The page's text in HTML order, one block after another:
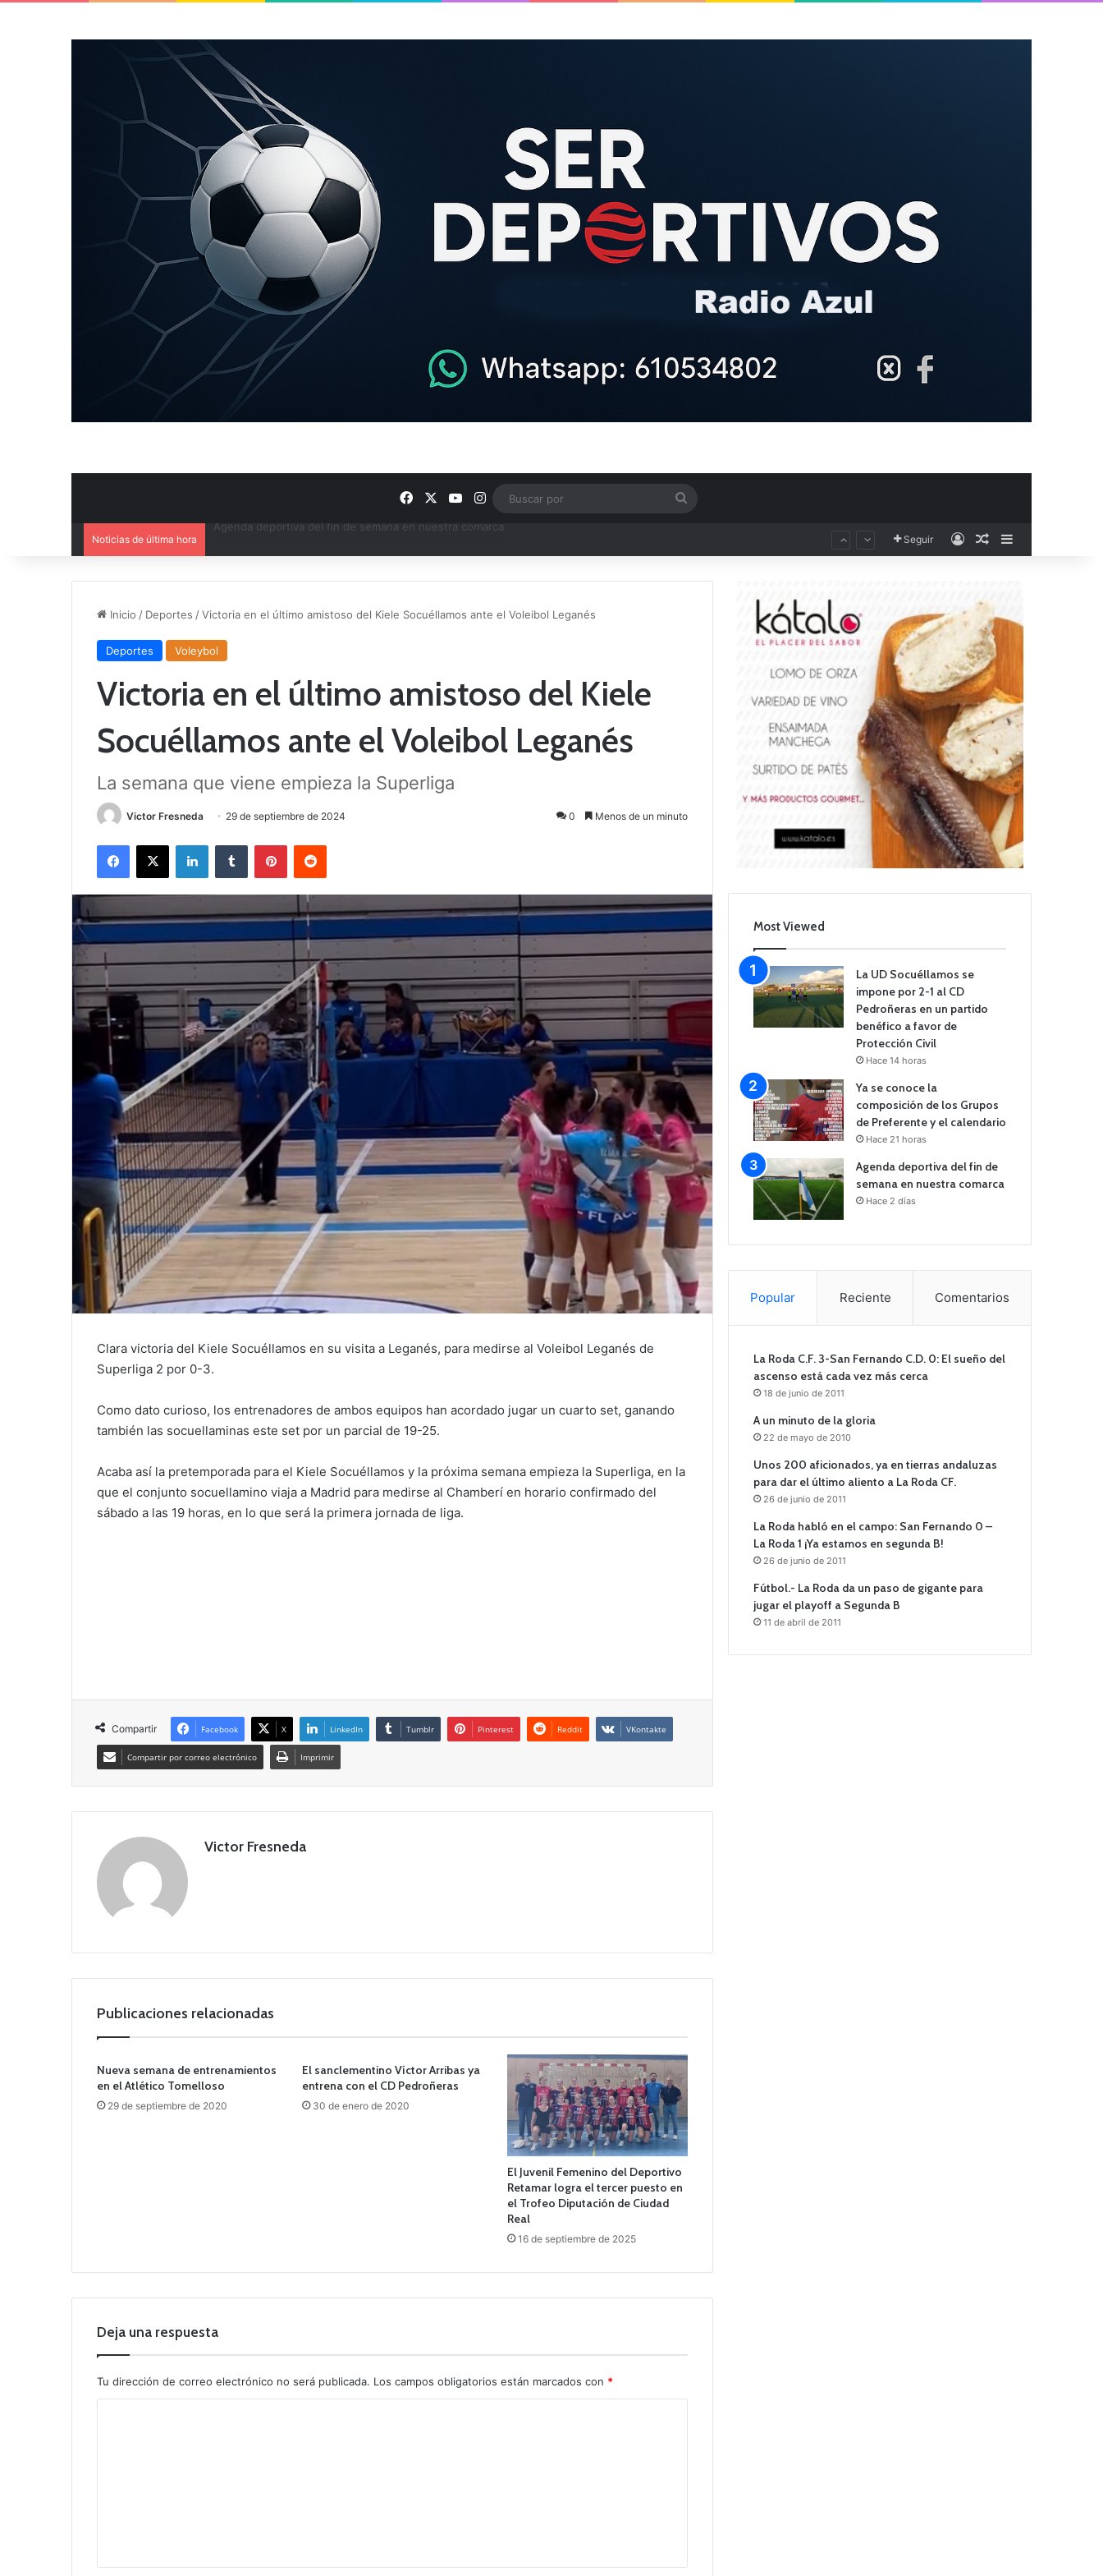
FacebookYouTube
Instagram
Noticias de última hora Seguir AccesoPublicación al
Inicio / Deportes /Victoria en el último amistoso del Kiele Socuéllamos ante el Voleibol Leganés
Deportes Voleybol
Victoria en el último amistoso del Kiele
Socuéllamos ante el Voleibol Leganés
La semana que viene empieza la Superliga
Victor Fresneda 29 de septiembre de 2024 0 Menos de un minuto
Clara victoria del Kiele Socuéllamos en su visita a Leganés, para medirse al Voleibol Leganés de
Superliga 2 por 0-3.
Como dato curioso, los entrenadores de ambos equipos han acordado jugar un cuarto set, ganando
también las socuellaminas este set por un parcial de 19-25.
Acaba así la pretemporada para el Kiele Socuéllamos y la próxima semana empieza la Superliga, en la
que el conjunto socuellamino viaja a Madrid para medirse al Chamberí en horario confirmado del
sábado a las 19 horas, en lo que será la primera jornada de liga.
Compartir Facebook X LinkedIn Tumblr Pinterest Reddit VKontakte
Compartir por correo electrónico Imprimir
Victor Fresneda
Publicaciones relacionadas
Nueva semana de entrenamientos
en el Atlético Tomelloso
29 de septiembre de 2020
El sanclementino Víctor Arribas ya
entrena con el CD Pedroñeras
30 de enero de 2020
El Juvenil Femenino del Deportivo
Retamar logra el tercer puesto en
el Trofeo Diputación de Ciudad
Real
16 de septiembre de 2025
Deja una respuesta
Tu dirección de correo electrónico no será publicada. Los campos obligatorios están marcados con *
Most Viewed
La UD Socuéllamos se
impone por 2-1 al CD
Pedroñeras en un partido
benéfico a favor de
Protección Civil
Hace 14 horas
Ya se conoce la
composición de los Grupos
de Preferente y el calendario
Hace 21 horas
Agenda deportiva del fin de
semana en nuestra comarca
Hace 2 días
Popular Reciente Comentarios
La Roda C.F. 3-San Fernando C.D. 0: El sueño del
ascenso está cada vez más cerca
18 de junio de 2011
A un minuto de la gloria
22 de mayo de 2010
Unos 200 aficionados, ya en tierras andaluzas
para dar el último aliento a La Roda CF.
26 de junio de 2011
La Roda habló en el campo: San Fernando 0 –
La Roda 1 ¡Ya estamos en segunda B!
26 de junio de 2011
Fútbol.- La Roda da un paso de gigante para
jugar el playoff a Segunda B
11 de abril de 2011